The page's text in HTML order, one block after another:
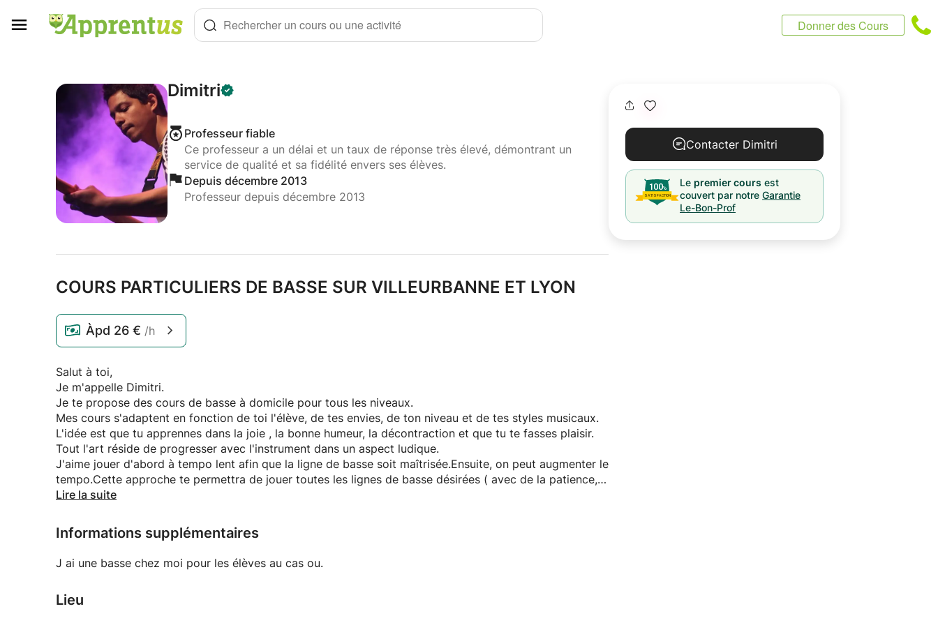
Rechercher un cours ou une activité Donner des Cours
Dimitri
Professeur fiable
Ce professeur a un délai et un taux de réponse très élevé, démontrant un
service de qualité et sa fidélité envers ses élèves.
Depuis décembre 2013
Professeur depuis décembre 2013
COURS PARTICULIERS DE BASSE SUR VILLEURBANNE ET LYON
Àpd 26 € /h
Salut à toi,
Je m'appelle Dimitri.
Je te propose des cours de basse à domicile pour tous les niveaux.
Mes cours s'adaptent en fonction de toi l'élève, de tes envies, de ton niveau et de tes styles musicaux.
L'idée est que tu apprennes dans la joie , la bonne humeur, la décontraction et que tu te fasses plaisir.
Tout l'art réside de progresser avec l'instrument dans un aspect ludique.
J'aime jouer d'abord à tempo lent afin que la ligne de basse soit maîtrisée.Ensuite, on peut augmenter le
tempo.Cette approche te permettra de jouer toutes les lignes de basse désirées ( avec de la patience,
de la rigueur et du plaisir évidemment )
le travail des rythmes, les arpèges et les gammes, différents aspects techniques ( indépendance des
mains, notes mortes, slap,...),l'harmonie,...ainsi que des covers de chansons et de l'improvisation.
Voila, je te souhaite une belle journée,
Dimitri
Lire la suite
Informations supplémentaires
J ai une basse chez moi pour les élèves au cas ou.
Lieu
Contacter Dimitri
Le premier cours est
couvert par notre Garantie
Le-Bon-Prof